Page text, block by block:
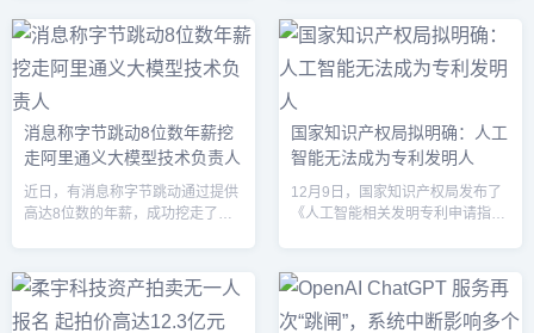
注。作为中国最具影响力的企业家
之一，马云的出现不仅带来了阿里
内部的振奋情绪，也在市场上重燃
了对阿里巴巴未来发展的信心。据
知情人士透露，马云此次现身是为
了参观刚刚落成的阿里全球总部新
园区，并与阿里高层领导进行了会
工交流，并对公司的未来发展提出
了自己...
工智能推理能力和人机交互领域的
又一次重大突破。ChatGPT Pro：
高端AI体验的新里程碑ChatGPT
人员、企业用户及开发者提供更高
级的人工智能工具。Pro用户可无
限制地使用OpenAI旗下最先进的
消息称字节跳动8位数年薪挖
走阿里通义大模型技术负责人
近日，有消息称字节跳动通过提供
高达8位数的年薪，成功挖走了阿
这一消息引发了业内广泛关注，标
志着字节跳动在AI大模型领域的战
略布局进一步升级，同时也为竞争
国家知识产权局拟明确：人工
智能无法成为专利发明人
12月9日，国家知识产权局发布了
《人工智能相关发明专利申请指引
（AI）无法作为专利发明人。这一
指引公开征求意见的举措为日益兴
起的人工智能技术与知识产权保护